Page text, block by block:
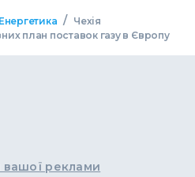
Енергетика / Чехія
план поставок газу в Європу
вашої реклами